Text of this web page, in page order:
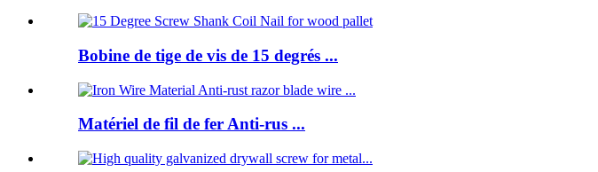
Bobine de tige de vis de 15 degrés ...
Matériel de fil de fer Anti-rus ...